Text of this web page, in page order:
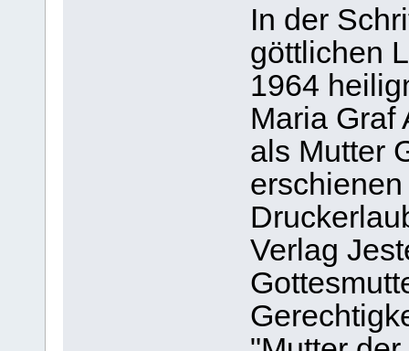
In der
göttlichen
1964
Maria Graf
als Mutter
Verlag